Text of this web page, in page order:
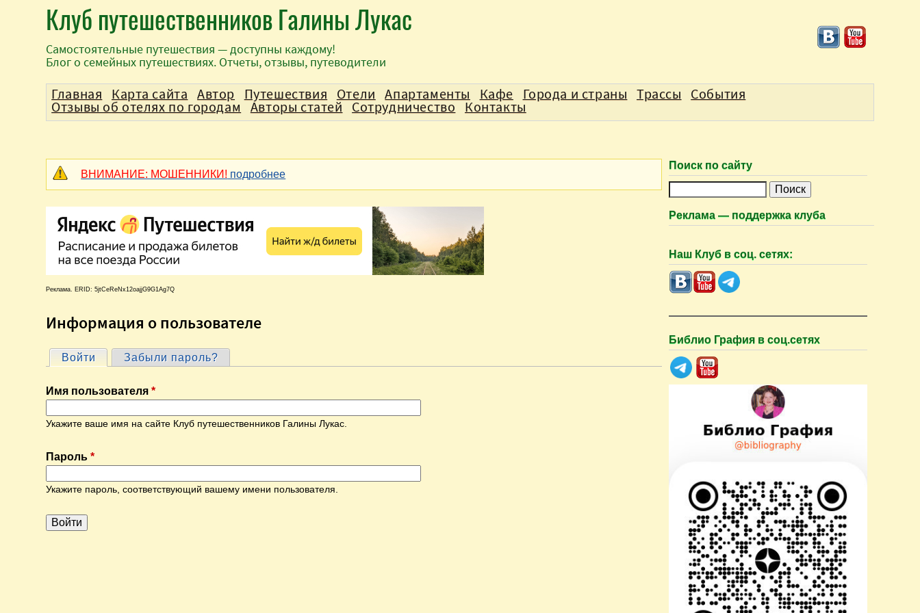
Клуб путешественников Галины Лукас
Самостоятельные путешествия — доступны каждому!
Блог о семейных путешествиях. Отчеты, отзывы, путеводители
ВНИМАНИЕ: МОШЕННИКИ! подробнее
Реклама. ERID: 5jtCeReNx12oajjG9G1Ag7Q
Информация о пользователе
Г
л
в
ы
Войти (активная вкладка)
Забыли пароль?
Имя пользователя*
Укажите ваше имя на сайте Клуб путешественников Галины Лукас.
Пароль*
Укажите пароль, соответствующий вашему имени пользователя.
Главная Карта сайта Автор Путешествия Отели Апартаменты Кафе Города и страны Трассы События
Отзывы об отелях по городам Авторы статей Сотрудничество Контакты
Поиск по сайту
и
к
Реклама — поддержка клуба
Наш Клуб в соц. сетях:
Библио Графия в соц.сетях